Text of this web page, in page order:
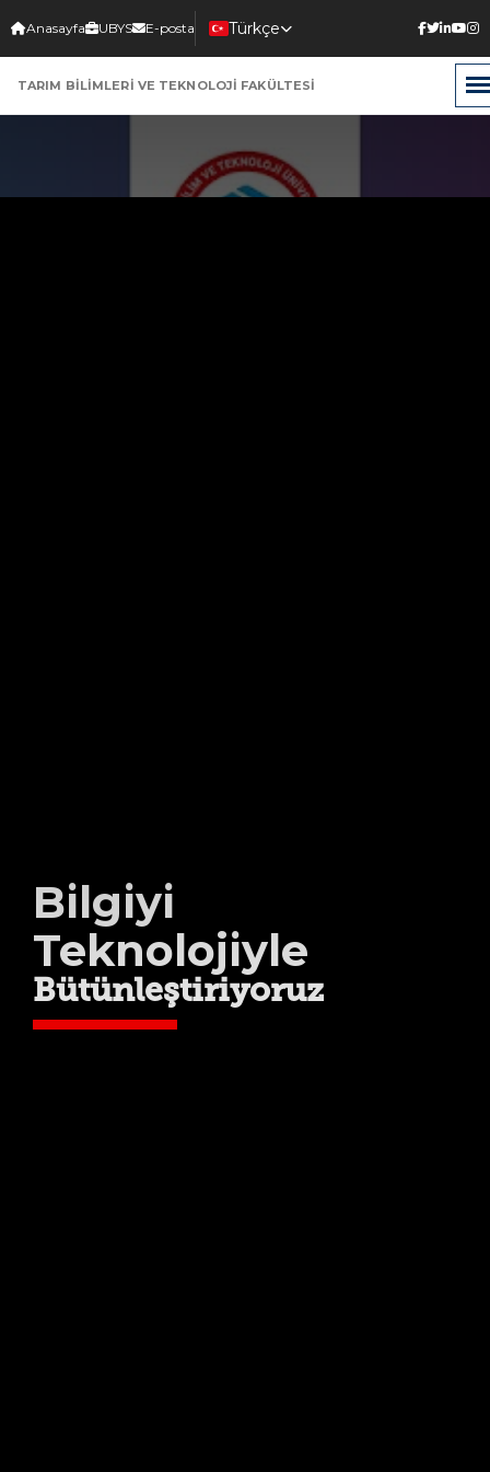
Anasayfa UBYS E-posta Türkçe
Select Language ▼
TARIM BİLİMLERİ VE TEKNOLOJİ FAKÜLTESİ
Bilgiyi
Teknolojiyle
Bütünleştiriyoruz